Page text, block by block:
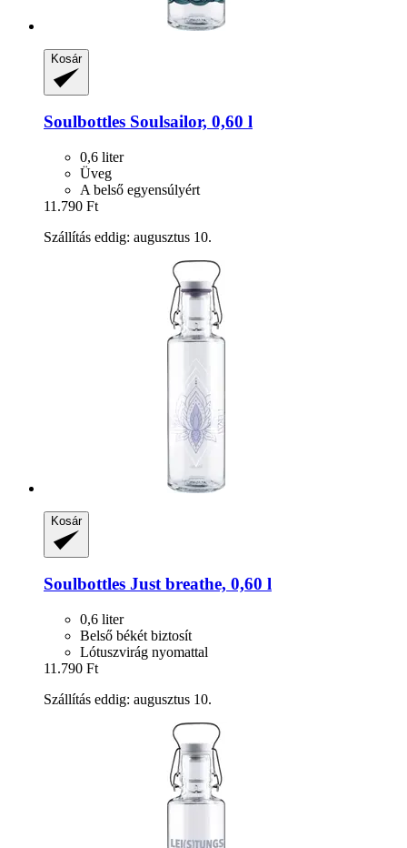
Kosár
Soulbottles Soulsailor, 0,60 l
0,6 liter
Üveg
A belső egyensúlyért
11.790 Ft
Szállítás eddig: augusztus 10.
Kosár
Soulbottles Just breathe, 0,60 l
0,6 liter
Belső békét biztosít
Lótuszvirág nyomattal
11.790 Ft
Szállítás eddig: augusztus 10.